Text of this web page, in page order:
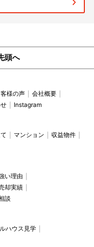
頭へ
様の声
会社概要
Instagram
マンション
収益物件
い理由
却実績
談
ハウス見学